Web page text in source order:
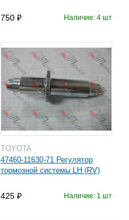
750 Наличие: 4 шт
TOYOTA
47460-11630-71 Регулятор
тормозной системы LH (RV)
425 Наличие: 1 шт